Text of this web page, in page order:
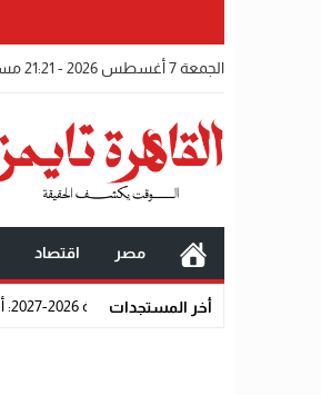
الجمعة 7 أغسطس 2026 - 21:21 مساءً
مصر اقتصاد
أخر المستجداتالشرطة 2026-2027: أربعة محاذير قانونية واجتماعية تحرم المتقدمين من القبول رسميًا